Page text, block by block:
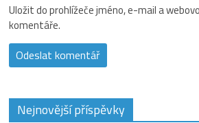
Uložit do prohlížeče jméno, e-mail a
komentáře.
Nejnovější příspěvky